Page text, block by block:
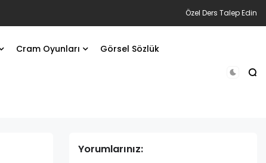
Özel Ders Talep Edin
Cram Oyunları Görsel Sözlük
Yorumlarınız: